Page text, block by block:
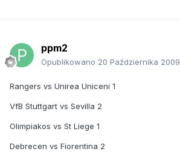
ppm2
Opublikowano 20 Października 2009
Rangers vs Unirea Uniceni 1
VfB Stuttgart vs Sevilla 2
Olimpiakos vs St Liege 1
Debrecen vs Fiorentina 2